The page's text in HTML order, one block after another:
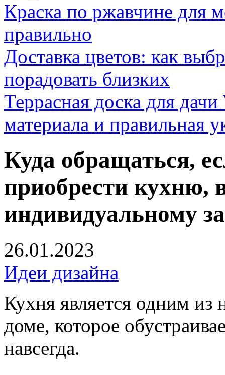
Краска по ржавчине для
правильно
Доставка цветов: как
порадовать близких
Террасная доска для
материала и правильная
Куда обращаться,
приобрести кухню,
индивидуальному
26.01.2023
Идеи дизайна
Кухня является одним из
доме, которое
навсегда.